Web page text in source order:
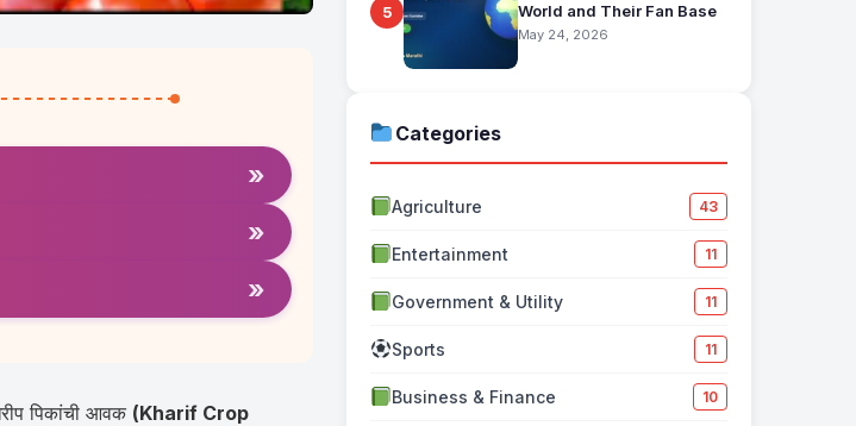
»
»
»
पिकांची आवक (Kharif Crop
5
World and Their Fan Base
May 24, 2026
Categories
Agriculture 43
Entertainment 11
Government & Utility 11
Sports 11
Business & Finance 10